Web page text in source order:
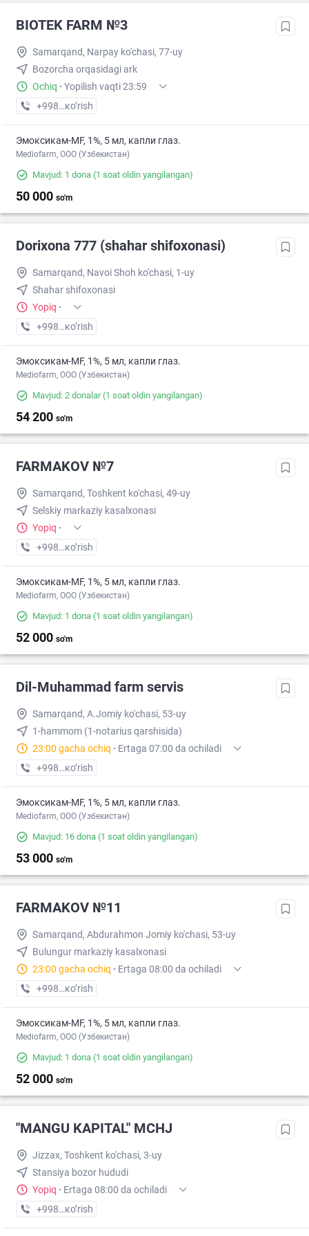
BIOTEK FARM №3
Samarqand, Narpay ko'chasi, 77-uy
Bozorcha orqasidagi ark
Ochiq · Yopilish vaqti 23:59
+998 (90) XXX-XX-XX
кo’rish
Эмоксикам-MF, 1%, 5 мл, капли глаз.
Mediofarm, ООО (Узбекистан)
Mavjud: 1 dona (1 soat oldin yangilangan)
50 000 so'm
Dorixona 777 (shahar shifoxonasi)
Samarqand, Navoi Shoh ko'chasi, 1-uy
Shahar shifoxonasi
Yopiq ·
+998 (99) XXX-XX-XX
кo’rish
Эмоксикам-MF, 1%, 5 мл, капли глаз.
Mediofarm, ООО (Узбекистан)
Mavjud: 2 donalar(1 soat oldin yangilangan)
54 200 so'm
FARMAKOV №7
Samarqand, Toshkent ko'chasi, 49-uy
Selskiy markaziy kasalxonasi
Yopiq ·
+998 (99) XXX-XX-XX
кo’rish
Эмоксикам-MF, 1%, 5 мл, капли глаз.
Mediofarm, ООО (Узбекистан)
Mavjud: 1 dona (1 soat oldin yangilangan)
52 000 so'm
Dil-Muhammad farm servis
Samarqand, A.Jomiy ko'chasi, 53-uy
1-hammom (1-notarius qarshisida)
23:00 gacha ochiq · Ertaga 07:00 da ochiladi
+998 (95) XXX-XX-XX
кo’rish
Эмоксикам-MF, 1%, 5 мл, капли глаз.
Mediofarm, ООО (Узбекистан)
Mavjud: 16 dona (1 soat oldin yangilangan)
53 000 so'm
FARMAKOV №11
Samarqand, Abdurahmon Jomiy ko'chasi, 53-uy
Bulungur markaziy kasalxonasi
23:00 gacha ochiq · Ertaga 08:00 da ochiladi
+998 (95) XXX-XX-XX
кo’rish
Эмоксикам-MF, 1%, 5 мл, капли глаз.
Mediofarm, ООО (Узбекистан)
Mavjud: 1 dona (1 soat oldin yangilangan)
52 000 so'm
"MANGU KAPITAL" MCHJ
Jizzax, Toshkent ko'chasi, 3-uy
Stansiya bozor hududi
Yopiq · Ertaga 08:00 da ochiladi
+998 (97) XXX-XX-XX
кo’rish